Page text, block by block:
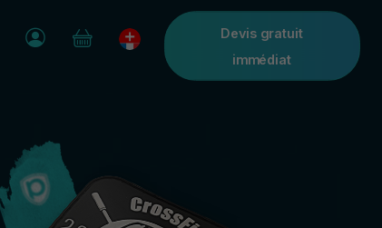
Devis gratuit
immédiat